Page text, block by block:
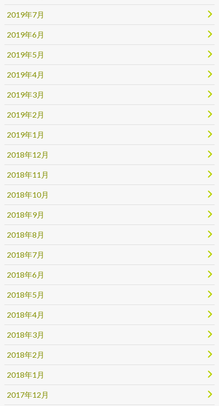
2019年7月
2019年6月
2019年5月
2019年4月
2019年3月
2019年2月
2019年1月
2018年12月
2018年11月
2018年10月
2018年9月
2018年8月
2018年7月
2018年6月
2018年5月
2018年4月
2018年3月
2018年2月
2018年1月
2017年12月